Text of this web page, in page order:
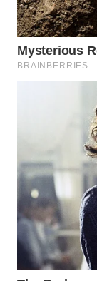
INDRAMAYU
WN
KUNINGAN
WN
SUBANG
WN
SUKABUMI
WN
PURWAKARTA